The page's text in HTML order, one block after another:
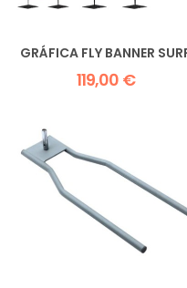
GRÁFICA FLY BANNER
119,00 €